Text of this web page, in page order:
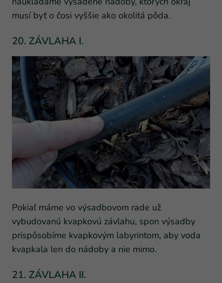
musí byť o čosi vyššie ako okolitá pôda.
20. ZÁVLAHA I.
Pokiaľ máme vo výsadbovom rade už
vybudovanú kvapkovú závlahu, spon výsadby
prispôsobíme kvapkovým labyrintom, aby voda
kvapkala len do nádoby a nie mimo.
21. ZÁVLAHA II.